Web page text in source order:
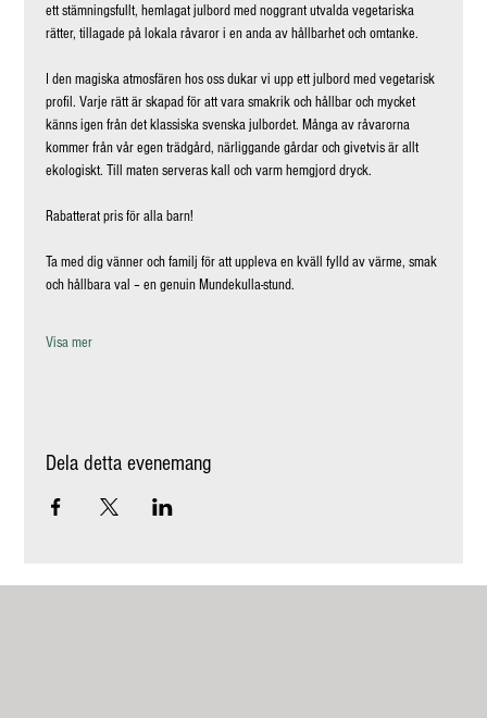
ett stämningsfullt, hemlagat julbord med noggrant utvalda vegetariska
rätter, tillagade på lokala råvaror i en anda av hållbarhet och omtanke.
I den magiska atmosfären hos oss dukar vi upp ett julbord med vegetarisk
profil. Varje rätt är skapad för att vara smakrik och hållbar och mycket
känns igen från det klassiska svenska julbordet. Många av råvarorna
kommer från vår egen trädgård, närliggande gårdar och givetvis är allt
ekologiskt. Till maten serveras kall och varm hemgjord dryck.
Rabatterat pris för alla barn!
Ta med dig vänner och familj för att uppleva en kväll fylld av värme, smak
och hållbara val – en genuin Mundekulla-stund.
Visa mer
Dela detta evenemang